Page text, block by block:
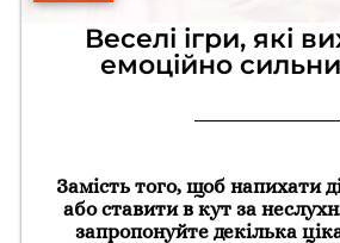
Веселі ігри, які
емоційно
Замість того, щоб напихати
або ставити в кут за
запропонуйте декілька